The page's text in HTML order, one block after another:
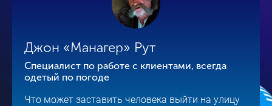
Джон «Манагер» Рут
Специалист по работе с клиентами, всегда
одетый по погоде
Что может заставить человека выйти на улицу